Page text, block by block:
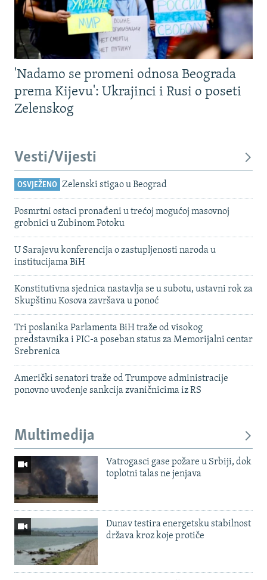
'Nadamo se promeni odnosa Beograda
prema Kijevu': Ukrajinci i Rusi o poseti
Zelenskog
Vesti/Vijesti
OSVJEŽENO Zelenski stigao u Beograd
Posmrtni ostaci pronađeni u trećoj mogućoj masovnoj
grobnici u Zubinom Potoku
U Sarajevu konferencija o zastupljenosti naroda u
institucijama BiH
Konstitutivna sjednica nastavlja se u subotu, ustavni rok za
Skupštinu Kosova završava u ponoć
Tri poslanika Parlamenta BiH traže od visokog
predstavnika i PIC-a poseban status za Memorijalni centar
Srebrenica
Američki senatori traže od Trumpove administracije
ponovno uvođenje sankcija zvaničnicima iz RS
Multimedija
Vatrogasci gase požare u Srbiji, dok
toplotni talas ne jenjava
Dunav testira energetsku stabilnost
država kroz koje protiče